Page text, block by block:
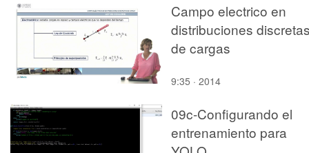
Campo electrico en
distribuciones
de cargas
9:35 · 2014
09c-Configurando el
entrenamiento para